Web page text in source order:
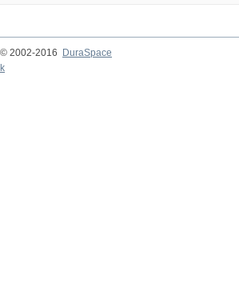
2002-2016
DuraSpace